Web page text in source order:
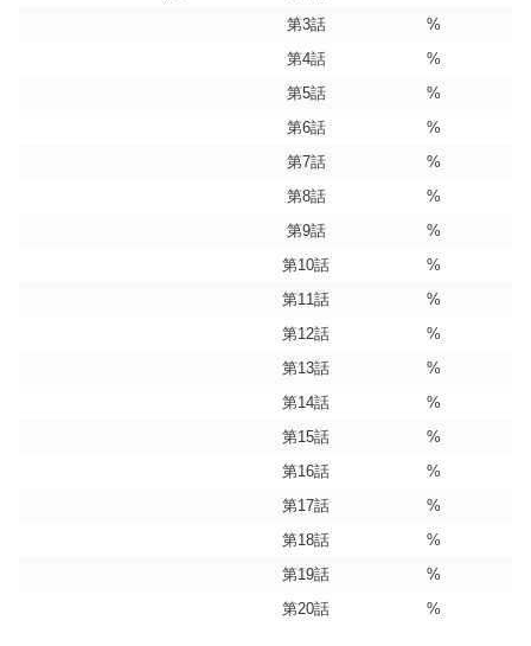
第3話
%
第4話
%
第5話
%
第6話
%
第7話
%
第8話
%
第9話
%
第10話
%
第11話
%
第12話
%
第13話
%
第14話
%
第15話
%
第16話
%
第17話
%
第18話
%
第19話
%
第20話
%